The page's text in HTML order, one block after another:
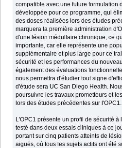
compatible avec une future formulation
développée pour ce programme, qui
des doses réalisées lors des études
marquera la première administration
d'une lésion médullaire chronique, ce
importante, car elle représente une
supplémentaire et plus large pour ce
sécurité et les performances du
également des évaluations
nous permettra d'étudier tout signe
d'étude sera UC San Diego Health.
poursuivre les travaux prometteurs et
lors des études précédentes sur l'OPC1.
L'OPC1 présente un profil de sécurité à
testé dans deux essais cliniques à ce
portant sur cinq patients atteints de
aiguës, où tous les sujets actifs ont été